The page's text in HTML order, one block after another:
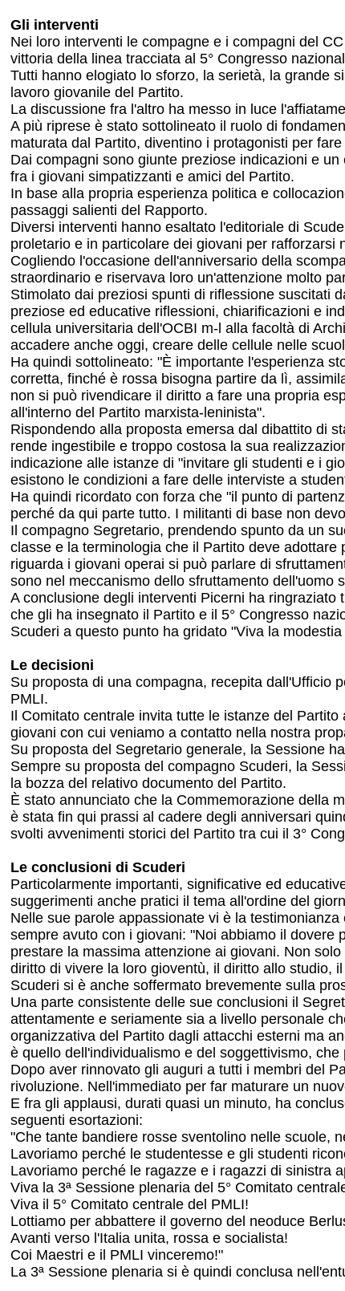
Gli interventi
Nei loro interventi le compagne e i compagni del
vittoria della linea tracciata al 5° Congresso
Tutti hanno elogiato lo sforzo, la serietà, la grande
lavoro giovanile del Partito.
La discussione fra l'altro ha messo in luce
A più riprese è stato sottolineato il ruolo di
maturata dal Partito, diventino i protagonisti per
Dai compagni sono giunte preziose indicazioni e
fra i giovani simpatizzanti e amici del Partito.
In base alla propria esperienza politica e
passaggi salienti del Rapporto.
Diversi interventi hanno esaltato l'editoriale di
proletario e in particolare dei giovani per rafforzarsi
Cogliendo l'occasione dell'anniversario della
straordinario e riservava loro un'attenzione molto
Stimolato dai preziosi spunti di riflessione suscitati
preziose ed educative riflessioni, chiarificazioni e
cellula universitaria dell'OCBI m-l alla facoltà di
accadere anche oggi, creare delle cellule nelle
Ha quindi sottolineato: "È importante l'esperienza
corretta, finché è rossa bisogna partire da lì,
non si può rivendicare il diritto a fare una propria
all'interno del Partito marxista-leninista".
Rispondendo alla proposta emersa dal dibattito di
rende ingestibile e troppo costosa la sua
indicazione alle istanze di "invitare gli studenti e i
esistono le condizioni a fare delle interviste a
Ha quindi ricordato con forza che "il punto di
perché da qui parte tutto. I militanti di base non
Il compagno Segretario, prendendo spunto da un
classe e la terminologia che il Partito deve
riguarda i giovani operai si può parlare di
sono nel meccanismo dello sfruttamento dell'uomo
A conclusione degli interventi Picerni ha
che gli ha insegnato il Partito e il 5° Congresso
Scuderi a questo punto ha gridato "Viva la
Le decisioni
Su proposta di una compagna, recepita dall'Ufficio
PMLI.
Il Comitato centrale invita tutte le istanze del
giovani con cui veniamo a contatto nella nostra
Su proposta del Segretario generale, la Sessione
Sempre su proposta del compagno Scuderi, la
la bozza del relativo documento del Partito.
È stato annunciato che la Commemorazione della
è stata fin qui prassi al cadere degli anniversari
svolti avvenimenti storici del Partito tra cui il 3°
Le conclusioni di Scuderi
Particolarmente importanti, significative ed
suggerimenti anche pratici il tema all'ordine del
Nelle sue parole appassionate vi è la
sempre avuto con i giovani: "Noi abbiamo il
prestare la massima attenzione ai giovani. Non
diritto di vivere la loro gioventù, il diritto allo studio,
Scuderi si è anche soffermato brevemente sulla
Una parte consistente delle sue conclusioni il
attentamente e seriamente sia a livello personale
organizzativa del Partito dagli attacchi esterni ma
è quello dell'individualismo e del soggettivismo,
Dopo aver rinnovato gli auguri a tutti i membri del
rivoluzione. Nell'immediato per far maturare un
E fra gli applausi, durati quasi un minuto, ha
seguenti esortazioni:
"Che tante bandiere rosse sventolino nelle scuole,
Lavoriamo perché le studentesse e gli studenti
Lavoriamo perché le ragazze e i ragazzi di sinistra
Viva la 3ª Sessione plenaria del 5° Comitato
Viva il 5° Comitato centrale del PMLI!
Lottiamo per abbattere il governo del neoduce
Avanti verso l'Italia unita, rossa e socialista!
Coi Maestri e il PMLI vinceremo!"
La 3ª Sessione plenaria si è quindi conclusa